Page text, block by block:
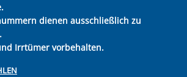
dienen ausschließlich zu
Irrtümer vorbehalten.